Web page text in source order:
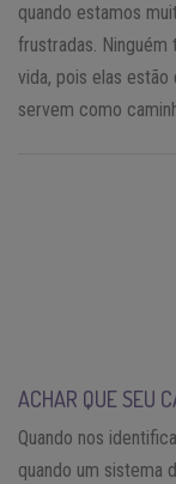
quando estamos
frustradas. Ninguém
vida, pois elas
servem como
ACHAR QUE SEU
Quando nos
quando um sistema